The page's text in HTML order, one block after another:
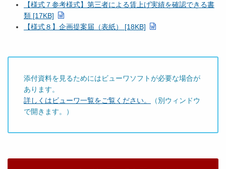
【様式７参考様式】第三者による賃上げ実績を確認できる書
類 [17KB]
【様式８】企画提案届（表紙） [18KB]
添付資料を見るためにはビューワソフトが必要な場合が
あります。
詳しくはビューワ一覧をご覧ください。
（別ウィンドウ
で開きます。）